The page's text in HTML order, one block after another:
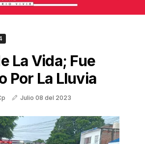
La Vida; Fue
Por La Lluvia
Julio 08 del 2023